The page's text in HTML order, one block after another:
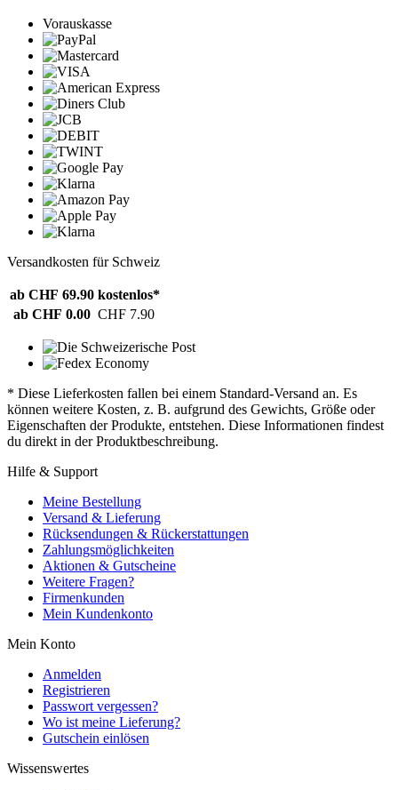
Vorauskasse
Versandkosten für Schweiz
ab CHF 69.90 kostenlos*
ab CHF 0.00 CHF 7.90
* Diese Lieferkosten fallen bei einem Standard-Versand an. Es
können weitere Kosten, z. B. aufgrund des Gewichts, Größe oder
Eigenschaften der Produkte, entstehen. Diese Informationen findest
du direkt in der Produktbeschreibung.
Hilfe & Support
Meine Bestellung
Versand & Lieferung
Rücksendungen & Rückerstattungen
Zahlungsmöglichkeiten
Aktionen & Gutscheine
Weitere Fragen?
Firmenkunden
Mein Kundenkonto
Mein Konto
Anmelden
Registrieren
Passwort vergessen?
Wo ist meine Lieferung?
Gutschein einlösen
Wissenswertes